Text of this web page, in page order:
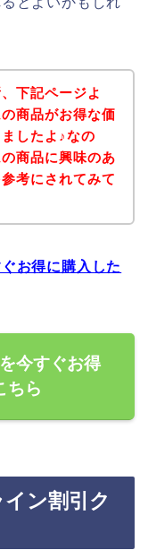
下記ページよ
商品がお得な価
したよ♪なの
商品に興味のあ
考にされてみて
お得に購入した
今すぐお得
ちら
ン割引ク